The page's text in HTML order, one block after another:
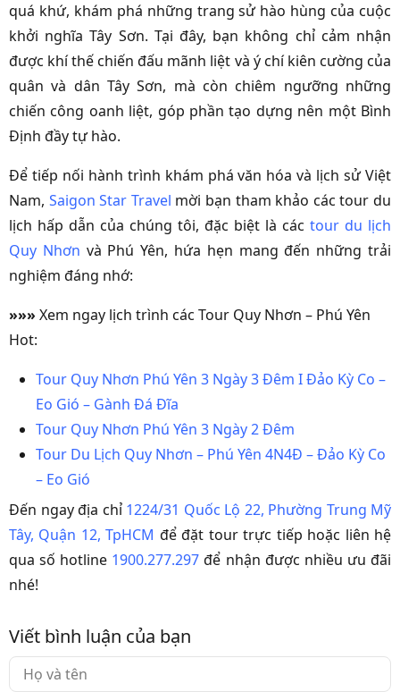
quá khứ, khám phá những trang sử hào hùng của cuộc
khởi nghĩa Tây Sơn. Tại đây, bạn không chỉ cảm nhận
được khí thế chiến đấu mãnh liệt và ý chí kiên cường của
quân và dân Tây Sơn, mà còn chiêm ngưỡng những
chiến công oanh liệt, góp phần tạo dựng nên một Bình
Định đầy tự hào.
Để tiếp nối hành trình khám phá văn hóa và lịch sử Việt
Nam, Saigon Star Travel mời bạn tham khảo các tour du
lịch hấp dẫn của chúng tôi, đặc biệt là các tour du lịch
Quy Nhơn và Phú Yên, hứa hẹn mang đến những trải
nghiệm đáng nhớ:
»»» Xem ngay lịch trình các Tour Quy Nhơn – Phú Yên
Hot:
Tour Quy Nhơn Phú Yên 3 Ngày 3 Đêm I Đảo Kỳ Co –
Eo Gió – Gành Đá Đĩa
Tour Quy Nhơn Phú Yên 3 Ngày 2 Đêm
Tour Du Lịch Quy Nhơn – Phú Yên 4N4Đ – Đảo Kỳ Co
– Eo Gió
Đến ngay địa chỉ 1224/31 Quốc Lộ 22, Phường Trung Mỹ
Tây, Quận 12, TpHCM để đặt tour trực tiếp hoặc liên hệ
qua số hotline 1900.277.297 để nhận được nhiều ưu đãi
nhé!
Viết bình luận của bạn